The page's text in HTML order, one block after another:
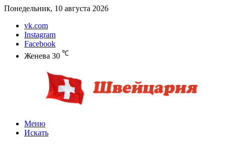
Понедельник, 10 августа 2026
vk.com
Instagram
Facebook
Женева 30 ℃
Меню
Искать